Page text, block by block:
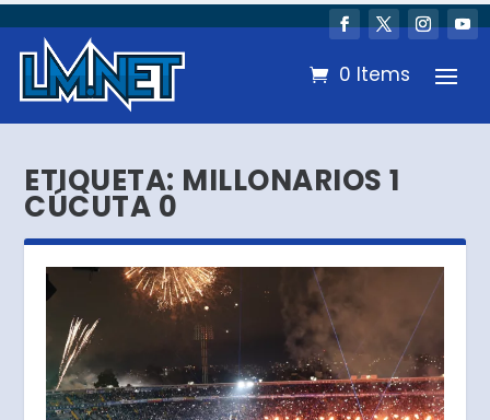
0 Items
ETIQUETA: MILLONARIOS 1
CÚCUTA 0